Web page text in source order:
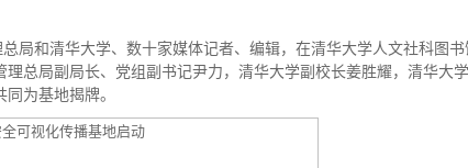
局和清华大学、数十家媒体记者、编辑，在清华大学人文社科图书
总局副局长、党组副书记尹力，清华大学副校长姜胜耀，清华大
为基地揭牌。